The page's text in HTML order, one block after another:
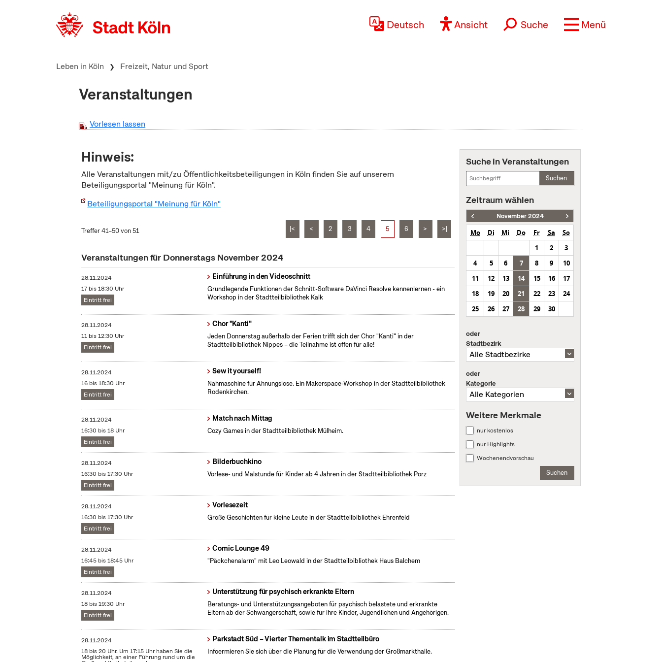
Deutsch Ansicht Suche Menü
Leben in Köln Freizeit, Natur und Sport
Veranstaltungen
Vorlesen lassen
Hinweis:
Alle Veranstaltungen mit/zu Öffentlichkeitsbeteiligungen in Köln finden Sie auf unserem
Beteiligungsportal "Meinung für Köln".
Beteiligungsportal "Meinung für Köln"
Treffer 41–50 von 51 |< < 2 3 4 5 6 > >|
Veranstaltungen für Donnerstags November 2024
28.11.2024
17 bis 18:30 Uhr
Eintritt frei
Einführung in den Videoschnitt
Grundlegende Funktionen der Schnitt-Software DaVinci Resolve kennenlernen - ein
Workshop in der Stadtteilbibliothek Kalk
28.11.2024
11 bis 12:30 Uhr
Eintritt frei
Chor "Kanti"
Jeden Donnerstag außerhalb der Ferien trifft sich der Chor "Kanti" in der
Stadtteilbibliothek Nippes – die Teilnahme ist offen für alle!
28.11.2024
16 bis 18:30 Uhr
Eintritt frei
Sew it yourself!
Nähmaschine für Ahnungslose. Ein Makerspace-Workshop in der Stadtteilbibliothek
Rodenkirchen.
28.11.2024
16:30 bis 18 Uhr
Eintritt frei
Match nach Mittag
Cozy Games in der Stadtteilbibliothek Mülheim.
28.11.2024
16:30 bis 17:30 Uhr
Eintritt frei
Bilderbuchkino
Vorlese- und Malstunde für Kinder ab 4 Jahren in der Stadtteilbibliothek Porz
28.11.2024
16:30 bis 17:30 Uhr
Eintritt frei
Vorlesezeit
Große Geschichten für kleine Leute in der Stadtteilbibliothek Ehrenfeld
28.11.2024
16:45 bis 18:45 Uhr
Eintritt frei
Comic Lounge 49
"Päckchenalarm" mit Leo Leowald in der Stadtteilbibliothek Haus Balchem
28.11.2024
18 bis 19:30 Uhr
Eintritt frei
Unterstützung für psychisch erkrankte Eltern
Beratungs- und Unterstützungsangeboten für psychisch belastete und erkrankte
Eltern ab der Schwangerschaft, sowie für ihre Kinder, Jugendlichen und Angehörigen.
28.11.2024
18 bis 20 Uhr. Um 17:15 Uhr haben Sie die
Möglichkeit, an einer Führung rund um die
Parkstadt Süd – Vierter Thementalk im Stadtteilbüro
Infoermieren Sie sich über die Planung für die Verwendung der Großmarkthalle.
Suche in Veranstaltungen
Suchen
Zeitraum wählen
November 2024
Mo Di Mi Do Fr Sa
So
1
2
3
4
5 6 7 8 9
10
11
12 13 14 15 16
17
18
19 20 21 22 23
24
25
26 27 28 29 30
oder
Stadtbezirk
oder
Kategorie
Weitere Merkmale
nur kostenlos
nur Highlights
Wochenendvorschau
Suchen